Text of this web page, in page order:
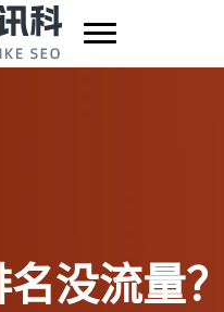
名没流量